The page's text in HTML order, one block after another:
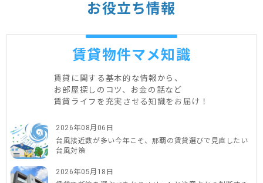
お役立ち情報
賃貸物件マメ知識
賃貸に関する基本的な情報から、
お部屋探しのコツ、お金の話など
賃貸ライフを充実させる知識をお届け！
2026年08月06日
台風接近数が多い今年こそ、那覇の賃貸選びで見直したい
台風対策
2026年05月18日